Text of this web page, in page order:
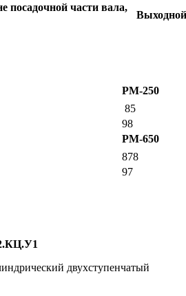
посадочной части вала,
РМ-250
85
98
РМ-650
878
97
двухступенчатый